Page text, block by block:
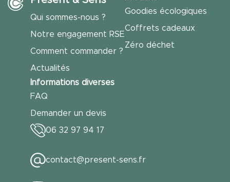
Qui sommes-nous ?
Notre engagement RSE
Comment commander ?
Actualités
Goodies écologiques
Coffrets cadeaux
Zéro déchet
Informations diverses
FAQ
Demander un devis
06 32 97 94 17
contact@present-sens.fr